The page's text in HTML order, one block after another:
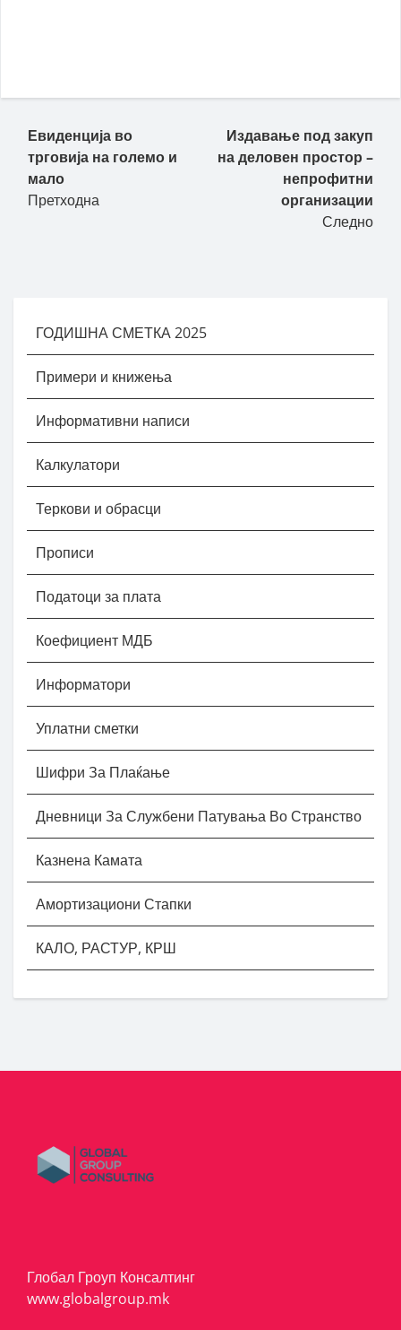
Евиденција во
трговија на големо и
мало
Претходна
Издавање под закуп
на деловен простор –
непрофитни
организации
Следно
ГОДИШНА СМЕТКА 2025
Примери и книжења
Информативни написи
Калкулатори
Теркови и обрасци
Прописи
Податоци за плата
Коефициент МДБ
Информатори
Уплатни сметки
Шифри За Плаќање
Дневници За Службени Патувања Во Странство
Казнена Камата
Амортизациони Стапки
КАЛО, РАСТУР, КРШ
Глобал Гроуп Консалтинг
www.globalgroup.mk